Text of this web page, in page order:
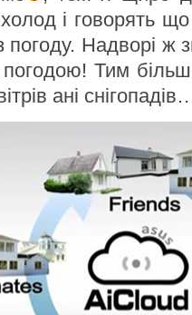
і говорять
погоду. Надворі ж
погодою! Тим
ані